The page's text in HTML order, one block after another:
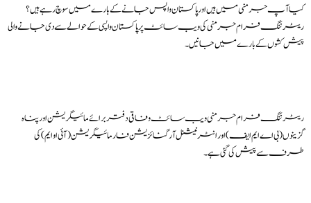
کیا آپ جرمنی میں ہیں اور پاکستان واپس جانے کے بارے میں سوچ رہے ہیں؟
ریٹرننگ فرام جرمنی کی ویب سائٹ پرپاکستان واپسی کے حوالے سے دی جانے والی
پیش کشوں کے بارے میں جانیں۔
ریٹرننگ فرام جرمنی ویب سائٹ وفاقی دفتر برائے مائیگریشن اور پناہ
گزینوں (بی اے ایم ایف) اور انٹرنیشنل آرگنائزیشن فار مائیگریشن (آئی او ایم) کی
طرف سے پیش کی گئی ہے۔